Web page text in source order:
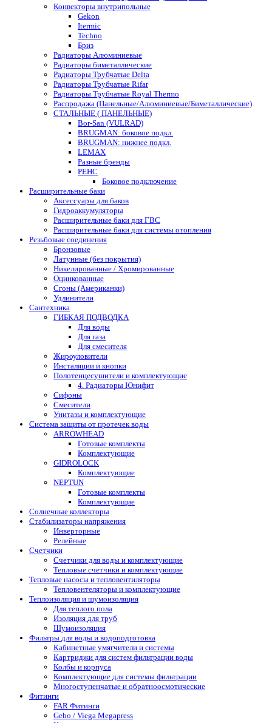
Конвекторы внутрипольные
Gekon
Itermic
Techno
Бриз
Радиаторы Алюминиевые
Радиаторы биметаллические
Радиаторы Трубчатые Delta
Радиаторы Трубчатые Rifar
Радиаторы Трубчатые Royal Thermo
Распродажа (Панельные/Алюминиевые/Биметаллические)
СТАЛЬНЫЕ ( ПАНЕЛЬНЫЕ)
Bor-San (VULRAD)
BRUGMAN: боковое подкл.
BRUGMAN: нижнее подкл.
LEMAX
Разные бренды
РЕНС
Боковое подключение
Расширительные баки
Аксессуары для баков
Гидроаккумуляторы
Расширительные баки для ГВС
Расширительные баки для системы отопления
Резьбовые соединения
Бронзовые
Латунные (без покрытия)
Никелированные / Хромированные
Оцинкованные
Сгоны (Американки)
Удлинители
Сантехника
ГИБКАЯ ПОДВОДКА
Для воды
Для газа
Для смесителя
Жироуловители
Инсталяции и кнопки
Полотенцесушители и комплектующие
4. Радиаторы Юнифит
Сифоны
Смесители
Унитазы и комплектующие
Система защиты от протечек воды
ARROWHEAD
Готовые комплекты
Комплектующие
GIDROLOCK
Комплектующие
NEPTUN
Готовые комплекты
Комплектующие
Солнечные коллекторы
Стабилизаторы напряжения
Инверторные
Релейные
Счетчики
Счетчики для воды и комплектующие
Тепловые счетчики и комплектующие
Тепловые насосы и тепловентиляторы
Тепловентеляторы и комплектующие
Теплоизоляция и шумоизоляция
Для теплого пола
Изоляция для труб
Шумоизоляция
Фильтры для воды и водоподготовка
Кабинетные умягчители и системы
Картриджи для систем фильтрации воды
Колбы и корпуса
Комплектующие для системы фильтрации
Многоступенчатые и обратноосмотические
Фитинги
FAR Фитинги
Gebo / Viega Megapress